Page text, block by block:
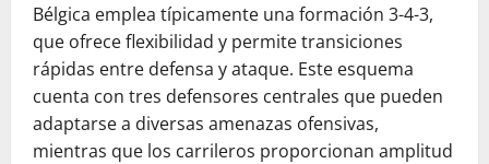
Bélgica emplea típicamente una formación 3-4-3,
que ofrece flexibilidad y permite transiciones
rápidas entre defensa y ataque. Este esquema
cuenta con tres defensores centrales que pueden
adaptarse a diversas amenazas ofensivas,
mientras que los carrileros proporcionan amplitud